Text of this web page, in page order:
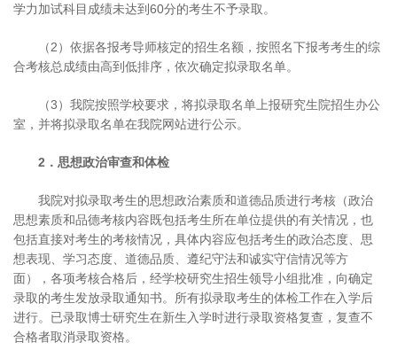
学力加试科目成绩未达到60分的考生不予录取。
（2）依据各报考导师核定的招生名额，按照名下报考考生的综
合考核总成绩由高到低排序，依次确定拟录取名单。
（3）我院按照学校要求，将拟录取名单上报研究生院招生办公
室，并将拟录取名单在我院网站进行公示。
2．思想政治审查和体检
我院对拟录取考生的思想政治素质和道德品质进行考核（政治
思想素质和品德考核内容既包括考生所在单位提供的有关情况，也
包括直接对考生的考核情况，具体内容应包括考生的政治态度、思
想表现、学习态度、道德品质、遵纪守法和诚实守信情况等方
面），各项考核合格后，经学校研究生招生领导小组批准，向确定
录取的考生发放录取通知书。所有拟录取考生的体检工作在入学后
进行。已录取博士研究生在新生入学时进行录取资格复查，复查不
合格者取消录取资格。